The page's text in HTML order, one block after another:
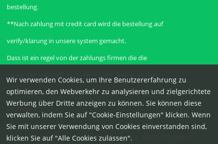
bestellung.
**Nach zahlung mit credit card wird die bestellung auf
verify/klarung in unsere system gemacht.
Dass ist ein regel von der zahlungs firmen die die
falsch gegehen, aber bitte mit uns im verbindung
kommen.**
Handelsregisterauszug: 56498187 - USt.: NL852155499B01
Wir verwenden Cookies, um Ihre Benutzererfahrung zu
optimieren, den Webverkehr zu analysieren und zielgerichtete
Werbung über Dritte anzeigen zu können. Sie können diese
verwalten, indem Sie auf "Cookie-Einstellungen" klicken. Wenn
Sie mit unserer Verwendung von Cookies einverstanden sind,
klicken Sie auf "Alle Cookies zulassen".